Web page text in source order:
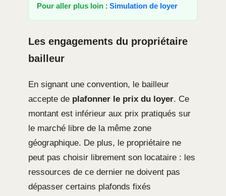
Pour aller plus loin : Simulation de loyer
Les engagements du propriétaire
bailleur
En signant une convention, le bailleur
accepte de plafonner le prix du loyer. Ce
montant est inférieur aux prix pratiqués sur
le marché libre de la même zone
géographique. De plus, le propriétaire ne
peut pas choisir librement son locataire : les
ressources de ce dernier ne doivent pas
dépasser certains plafonds fixés